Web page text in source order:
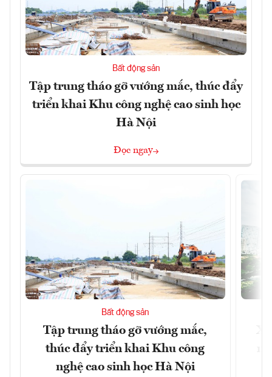
Bất động sản
Tập trung tháo gỡ vướng mắc, thúc đẩy
triển khai Khu công nghệ cao sinh học
Hà Nội
Đọc ngay
Bất động sản
Tập trung tháo gỡ vướng mắc,
thúc đẩy triển khai Khu công
nghệ cao sinh học Hà Nội